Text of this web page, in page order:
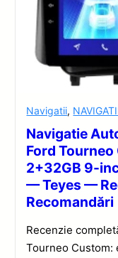
Navigatii,
Navigatie
Ford
2+32GB 9-
— Teyes —
Recomandări
Recenzie
Tourneo Custom: